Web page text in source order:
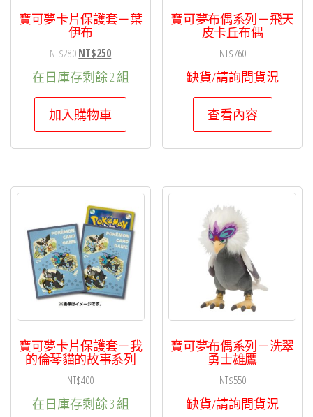
寶可夢卡片保護套－葉
伊布
NT$280原
始
價
格：
NT$280。
NT$250目
前
價
格：
NT$250。
在日庫存剩餘 2 組
加入購物車
寶可夢布偶系列－飛天
皮卡丘布偶
NT$760
缺貨/請詢問貨況
查看內容
寶可夢卡片保護套－我
的倫琴貓的故事系列
NT$400
在日庫存剩餘 3 組
寶可夢布偶系列－洗翠
勇士雄鷹
NT$550
缺貨/請詢問貨況